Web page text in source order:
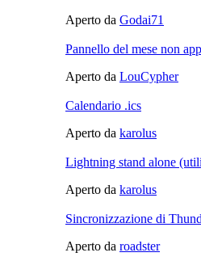
Aperto da Godai71
Pannello del mese non
Aperto da LouCypher
Calendario .ics
Aperto da karolus
Lightning stand alone
Aperto da karolus
Sincronizzazione di
Aperto da roadster